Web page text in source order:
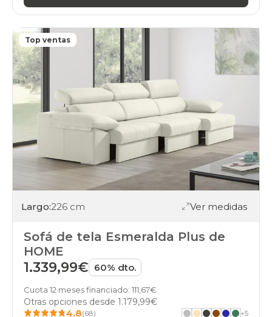
Top ventas
Largo:226 cm Ver medidas
Sofá de tela Esmeralda Plus de
HOME
1.339,99€ 60% dto.
Cuota 12 meses financiado: 111,67€
Otras opciones desde 1.179,99€
4.8(68) +5